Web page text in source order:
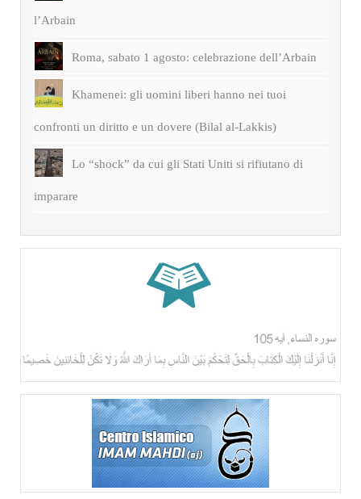
l’Arbain
Roma, sabato 1 agosto: celebrazione dell’Arbain
Khamenei: gli uomini liberi hanno nei tuoi
confronti un diritto e un dovere (Bilal al-Lakkis)
Lo “shock” da cui gli Stati Uniti si rifiutano di
imparare